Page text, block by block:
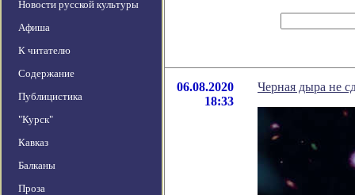
Новости русской культуры
Афиша
К читателю
Содержание
Публицистика
"Курск"
Кавказ
Балканы
Проза
06.08.2020
18:33
Черная дыра не